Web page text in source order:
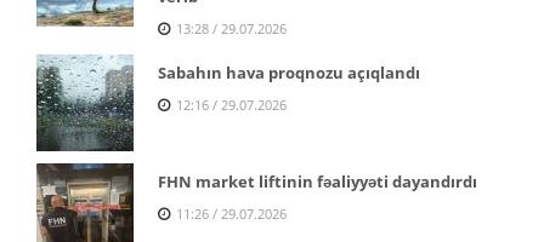
13:28 / 29.07.2026
Sabahın hava proqnozu açıqlandı
12:16 / 29.07.2026
FHN market liftinin fəaliyyəti dayandırdı
11:26 / 29.07.2026